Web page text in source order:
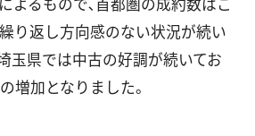
り返し方向感のない状況が続い
玉県では中古の好調が続いてお
増加となりました。